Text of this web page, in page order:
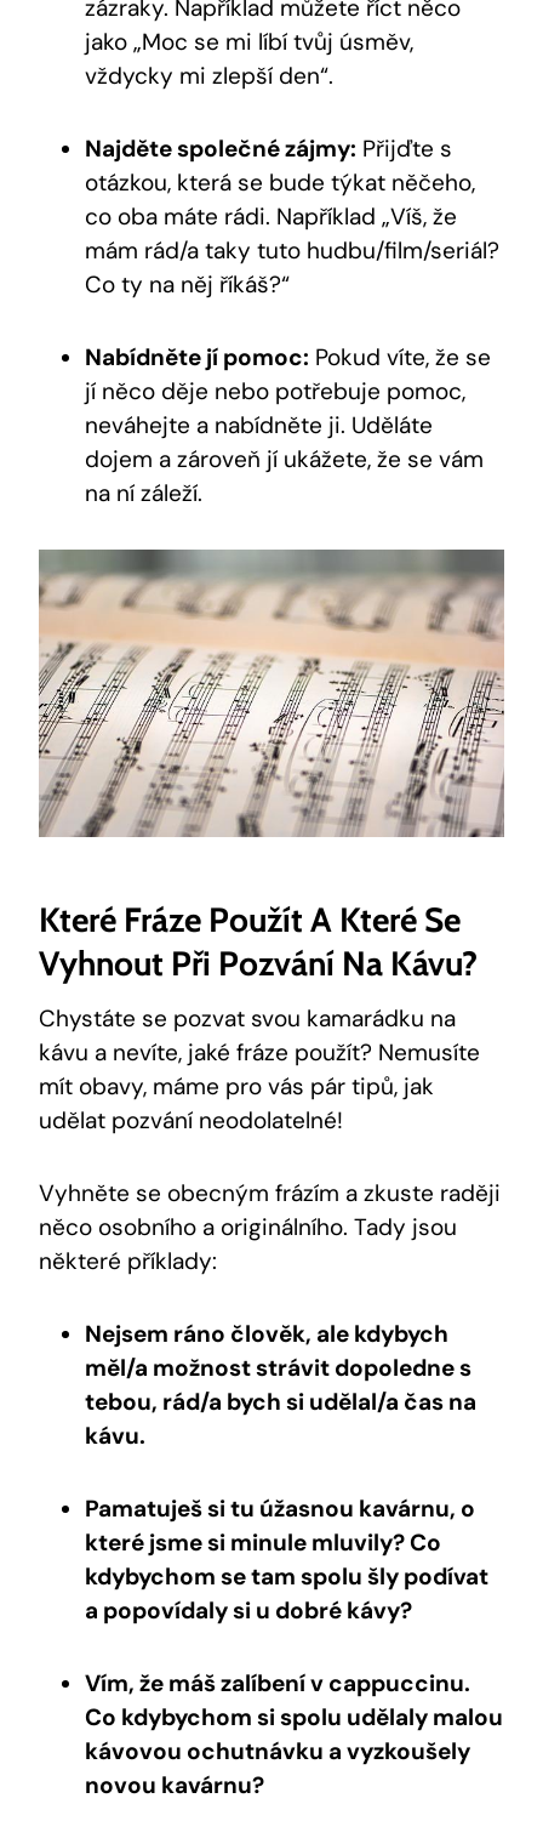
zázraky. Například můžete říct něco
jako „Moc se mi líbí tvůj úsměv,
vždycky mi zlepší den“.
Najděte společné zájmy: Přijďte s
otázkou, která se bude týkat něčeho,
co oba máte rádi. Například „Víš, že
mám rád/a taky tuto hudbu/film/seriál?
Co ty na něj říkáš?“
Nabídněte jí pomoc: Pokud víte, že se
jí něco děje nebo potřebuje pomoc,
neváhejte a nabídněte ji. Uděláte
dojem a zároveň jí ukážete, že se vám
na ní záleží.
Které Fráze Použít A Které Se
Vyhnout Při Pozvání Na Kávu?
Chystáte se pozvat svou kamarádku na
kávu a nevíte, jaké fráze použít? Nemusíte
mít obavy, máme pro vás pár tipů, jak
udělat pozvání neodolatelné!
Vyhněte se obecným frázím a zkuste raději
něco osobního a originálního. Tady jsou
některé příklady:
Nejsem ráno člověk, ale kdybych
měl/a možnost strávit dopoledne s
tebou, rád/a bych si udělal/a čas na
kávu.
Pamatuješ si tu úžasnou kavárnu, o
které jsme si minule mluvily? Co
kdybychom se tam spolu šly podívat
a popovídaly si u dobré kávy?
Vím, že máš zalíbení v cappuccinu.
Co kdybychom si spolu udělaly malou
kávovou ochutnávku a vyzkoušely
novou kavárnu?